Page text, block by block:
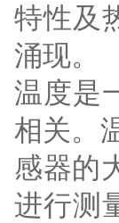
特性及
涌现。
温度是
相关。
感器的
进行测